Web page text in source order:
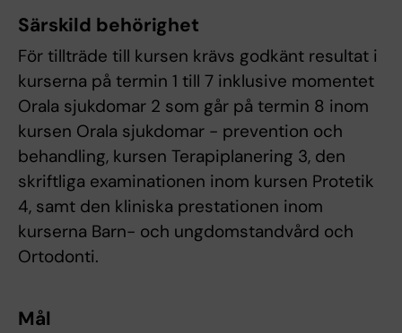
Särskild behörighet
För tillträde till kursen krävs godkänt resultat i
kurserna på termin 1 till 7 inklusive momentet
Orala sjukdomar 2 som går på termin 8 inom
kursen Orala sjukdomar - prevention och
behandling, kursen Terapiplanering 3, den
skriftliga examinationen inom kursen Protetik
4, samt den kliniska prestationen inom
kurserna Barn- och ungdomstandvård och
Ortodonti.
Mål